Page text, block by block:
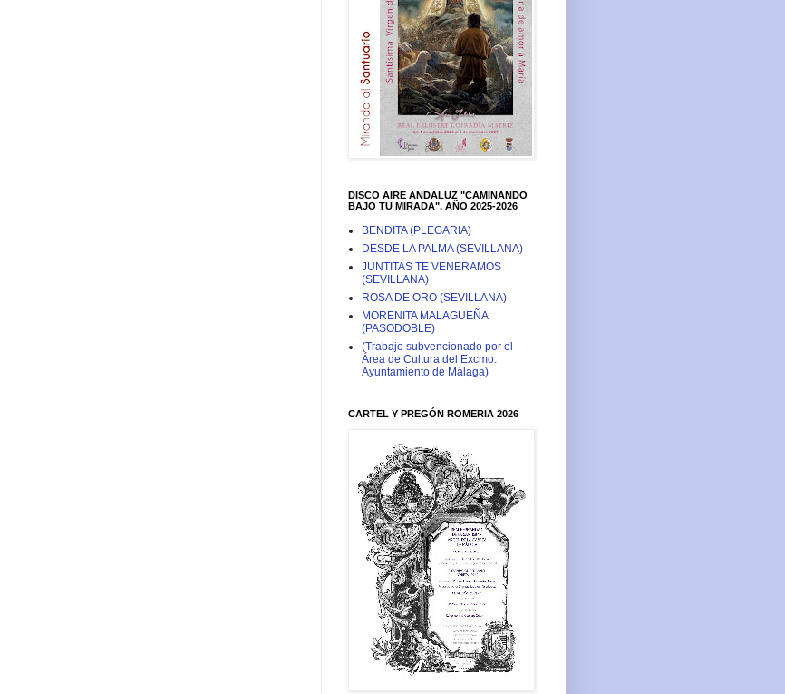
DISCO AIRE ANDALUZ "CAMINANDO
BAJO TU MIRADA". AÑO 2025-2026
BENDITA (PLEGARIA)
DESDE LA PALMA (SEVILLANA)
JUNTITAS TE VENERAMOS
(SEVILLANA)
ROSA DE ORO (SEVILLANA)
MORENITA MALAGUEÑA
(PASODOBLE)
(Trabajo subvencionado por el
Área de Cultura del Excmo.
Ayuntamiento de Málaga)
CARTEL Y PREGÓN ROMERIA 2026